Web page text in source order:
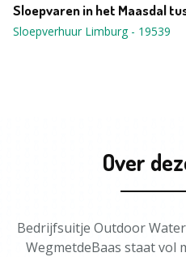
Sloepvaren in het Maasdal
Sloepverhuur Limburg- 19539
Over
Bedrijfsuitje Outdoor
WegmetdeBaas staat vol